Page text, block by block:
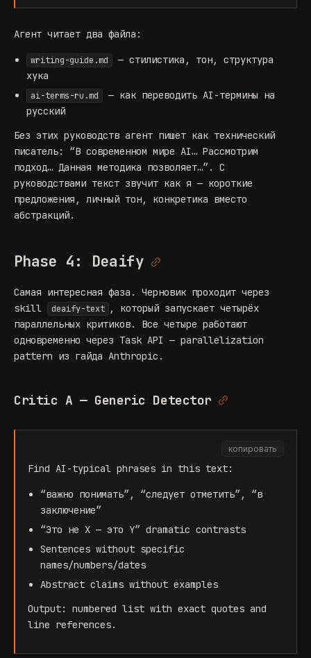
Агент читает два файла:
writing-guide.md
— стилистика, тон, структура
хука
ai-terms-ru.md
— как переводить AI-термины на
русский
Без этих руководств агент пишет как технический
писатель: “В современном мире AI… Рассмотрим
подход… Данная методика позволяет…”. С
руководствами текст звучит как я — короткие
предложения, личный тон, конкретика вместо
абстракций.
Phase 4: Deaify
Самая интересная фаза. Черновик проходит через
skill
deaify-text , который запускает четырёх
параллельных критиков. Все четыре работают
одновременно через Task API — parallelization
pattern из гайда Anthropic.
Critic A — Generic Detector
копировать
Find AI-typical phrases in this text:
“важно понимать”, “следует отметить”, “в
заключение”
“Это не X — это Y” dramatic contrasts
Sentences without specific
names/numbers/dates
Abstract claims without examples
Output: numbered list with exact quotes and
line references.